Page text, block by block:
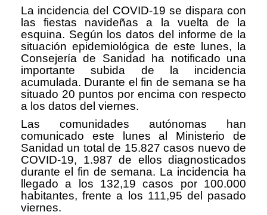
La incidencia del COVID-19 se dispara con
las fiestas navideñas a la vuelta de la
esquina. Según los datos del informe de la
situación epidemiológica de este lunes, la
Consejería de Sanidad ha notificado una
importante subida de la incidencia
acumulada. Durante el fin de semana se ha
situado 20 puntos por encima con respecto
a los datos del viernes.
Las comunidades autónomas han
comunicado este lunes al Ministerio de
Sanidad un total de 15.827 casos nuevo de
COVID-19, 1.987 de ellos diagnosticados
durante el fin de semana. La incidencia ha
llegado a los 132,19 casos por 100.000
habitantes, frente a los 111,95 del pasado
viernes.